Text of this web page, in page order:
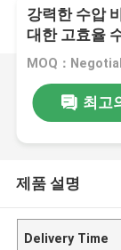
강력한 수압
대한 고효율
MOQ：
최고
제품 설명
Delivery Time